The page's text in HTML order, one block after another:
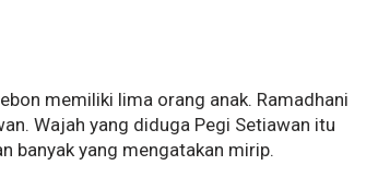
memiliki lima orang anak. Ramadhani
Wajah yang diduga Pegi Setiawan itu
banyak yang mengatakan mirip.